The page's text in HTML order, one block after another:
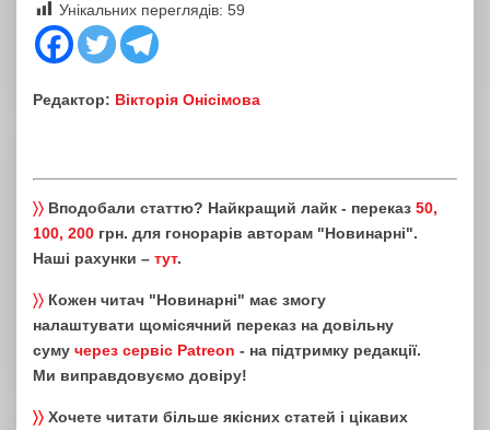
Унікальних переглядів: 59
Редактор: Вікторія Онісімова
〉〉 Вподобали статтю? Найкращий лайк - переказ 50,
100, 200 грн. для гонорарів авторам "Новинарні".
Наші рахунки – тут.
〉〉 Кожен читач "Новинарні" має змогу
налаштувати щомісячний переказ на довільну
суму через сервіс Patreon - на підтримку редакції.
Ми виправдовуємо довіру!
〉〉 Хочете читати більше якісних статей і цікавих